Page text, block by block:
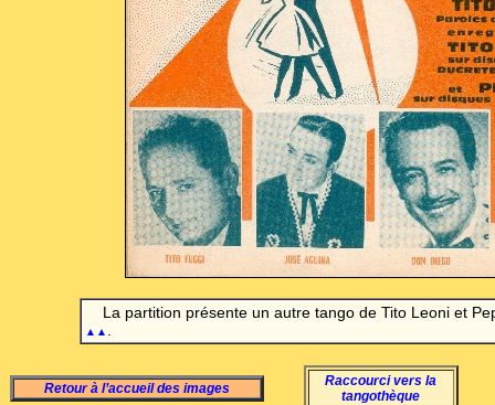
La partition présente un autre tango de Tito Leoni et
▲▲
Retour à l’accueil des images
Raccourci vers la
tangothèque